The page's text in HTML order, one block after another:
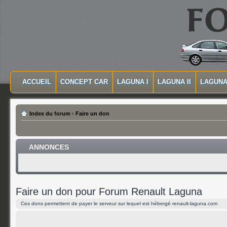
MENU PRINCIPAL
ACCUEIL CONCEPT CAR LAGUNA I LAGUNA II
Index du forum ‹ Faire un don
ANNONCES
Faire un don pour Forum Renault Laguna
Ces dons permettent de payer le serveur sur lequel est hébergé renault-laguna.com